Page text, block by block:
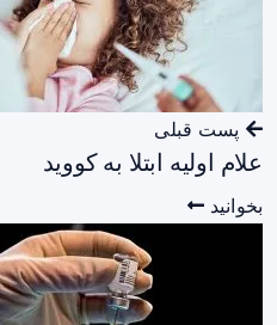
پست قبلی
علام اولیه ابتلا به کووید
بخوانید